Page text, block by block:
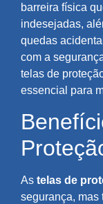
barreira física
indesejadas,
quedas
com a
telas de
essencial para
As telas de
segurança, mas